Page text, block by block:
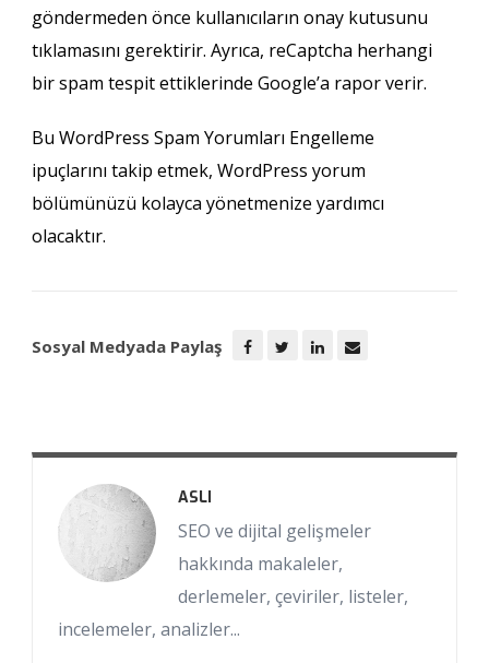
göndermeden önce kullanıcıların onay kutusunu
tıklamasını gerektirir. Ayrıca, reCaptcha herhangi
bir spam tespit ettiklerinde Google’a rapor verir.
Bu WordPress Spam Yorumları Engelleme
ipuçlarını takip etmek, WordPress yorum
bölümünüzü kolayca yönetmenize yardımcı
olacaktır.
Sosyal Medyada Paylaş
ASLI
SEO ve dijital gelişmeler
hakkında makaleler,
derlemeler, çeviriler, listeler,
incelemeler, analizler...